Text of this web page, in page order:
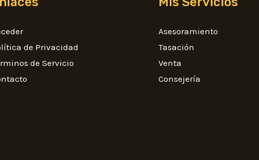
de Privacidad
de Servicio
Asesoramiento
Tasación
Venta
Consejería